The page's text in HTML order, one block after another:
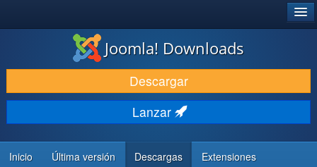
DESCARGAR
DESCUBRE Y APRENDE
COMUNIDAD Y AYUDA
RECURSOS PARA DESARROLLADORES
Joomla! Downloads
Descargar
Lanzar
Inicio Última versión Descargas Extensiones